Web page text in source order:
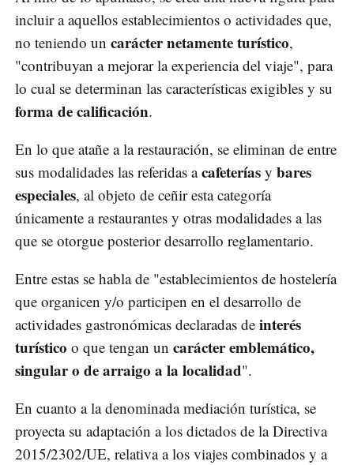
incluir a aquellos establecimientos o actividades que,
no teniendo un carácter netamente turístico,
"contribuyan a mejorar la experiencia del viaje", para
lo cual se determinan las características exigibles y su
forma de calificación.
En lo que atañe a la restauración, se eliminan de entre
sus modalidades las referidas acafeterías y bares
especiales, al objeto de ceñir esta categoría
únicamente a restaurantes y otras modalidades a las
que se otorgue posterior desarrollo reglamentario.
Entre estas se habla de "establecimientos de hostelería
que organicen y/o participen en el desarrollo de
actividades gastronómicas declaradas de interés
turístico o que tengan un carácter emblemático,
singular o de arraigo a la localidad".
En cuanto a la denominada mediación turística, se
proyecta su adaptación a los dictados de la Directiva
2015/2302/UE, relativa a los viajes combinados y a